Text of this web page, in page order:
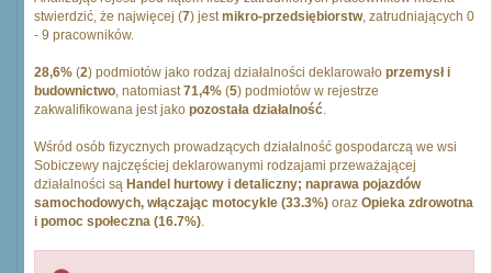
stwierdzić, że najwięcej (7) jestmikro-przedsiębiorstw, zatrudniających 0
- 9 pracowników.
28,6% (2) podmiotów jako rodzaj działalności deklarowało przemysł i
budownictwo, natomiast71,4% (5) podmiotów w rejestrze
zakwalifikowana jest jako pozostała działalność.
Wśród osób fizycznych prowadzących działalność gospodarczą we wsi
Sobiczewy najczęściej deklarowanymi rodzajami przeważającej
działalności są Handel hurtowy i detaliczny; naprawa pojazdów
samochodowych, włączając motocykle (33.3%) oraz Opieka zdrowotna
i pomoc społeczna (16.7%).